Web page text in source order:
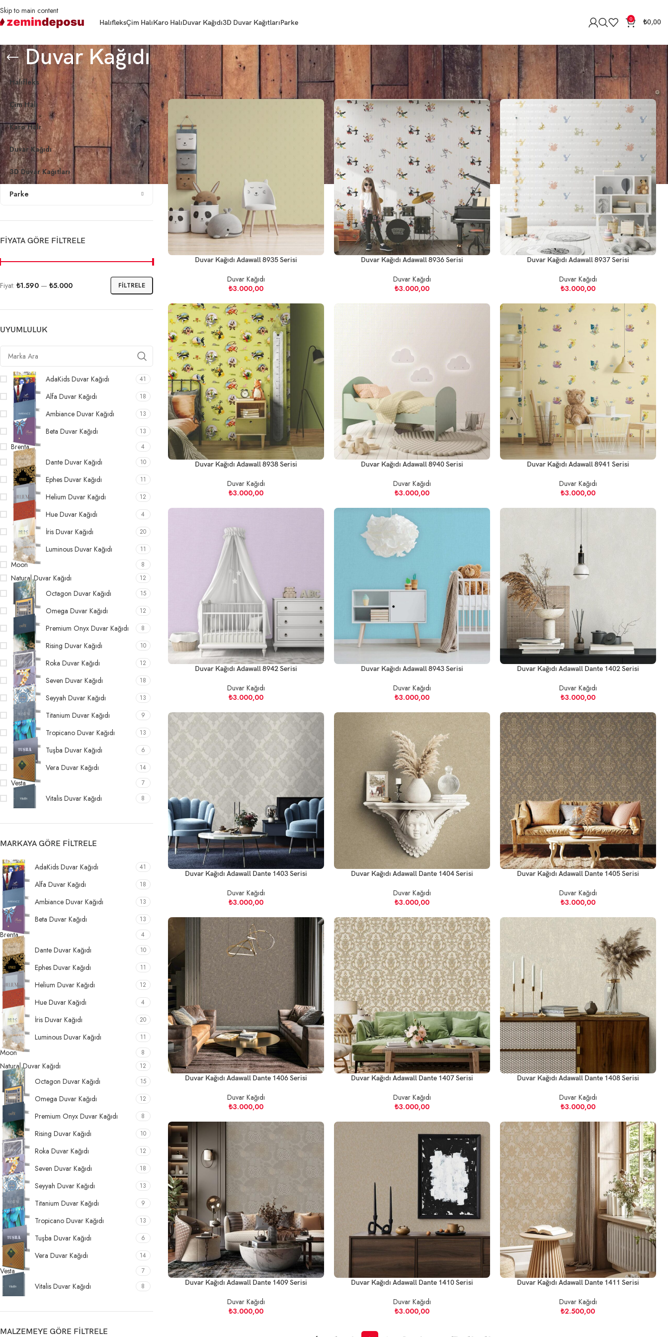
Skip to main content
HalıfleksÇim HalıKaro HalıDuvar Kağıdı3D Duvar KağıtlarıParke 0 ₺0,00
Duvar Kağıdı
Halıfleks
Çim Halı
Karo Halı
Duvar Kağıdı
3D Duvar Kağıtları
Parke
FIYATA GÖRE FILTRELE
FILTRELE
Fiyat: ₺1.590 — ₺5.000
UYUMLULUK
AdaKids Duvar Kağıdı 41
Alfa Duvar Kağıdı 18
Ambiance Duvar Kağıdı 13
Beta Duvar Kağıdı 13
Brenta 4
Dante Duvar Kağıdı 10
Ephes Duvar Kağıdı 11
Helium Duvar Kağıdı 12
Hue Duvar Kağıdı 4
İris Duvar Kağıdı 20
Luminous Duvar Kağıdı 11
Moon 8
Natural Duvar Kağıdı 12
Octagon Duvar Kağıdı 15
Omega Duvar Kağıdı 12
Premium Onyx Duvar Kağıdı 8
Rising Duvar Kağıdı 10
Roka Duvar Kağıdı 12
Seven Duvar Kağıdı 18
Seyyah Duvar Kağıdı 13
Titanium Duvar Kağıdı 9
Tropicano Duvar Kağıdı 13
Tuşba Duvar Kağıdı 6
Vera Duvar Kağıdı 14
Vesta 7
Vitalis Duvar Kağıdı 8
MARKAYA GÖRE FILTRELE
AdaKids Duvar Kağıdı 41
Alfa Duvar Kağıdı 18
Ambiance Duvar Kağıdı 13
Beta Duvar Kağıdı 13
Brenta 4
Dante Duvar Kağıdı 10
Ephes Duvar Kağıdı 11
Helium Duvar Kağıdı 12
Hue Duvar Kağıdı 4
İris Duvar Kağıdı 20
Luminous Duvar Kağıdı 11
Moon 8
Natural Duvar Kağıdı 12
Octagon Duvar Kağıdı 15
Omega Duvar Kağıdı 12
Premium Onyx Duvar Kağıdı 8
Rising Duvar Kağıdı 10
Roka Duvar Kağıdı 12
Seven Duvar Kağıdı 18
Seyyah Duvar Kağıdı 13
Titanium Duvar Kağıdı 9
Tropicano Duvar Kağıdı 13
Tuşba Duvar Kağıdı 6
Vera Duvar Kağıdı 14
Vesta 7
Vitalis Duvar Kağıdı 8
MALZEMEYE GÖRE FILTRELE
Ana Sayfa Duvar Kağıdı Sayfa 3 Göster 9 12 18 24
Duvar Kağıdı Adawall 8935 Serisi
Duvar Kağıdı
₺3.000,00
Duvar Kağıdı Adawall 8936 Serisi
Duvar Kağıdı
₺3.000,00
Duvar Kağıdı Adawall 8937 Serisi
Duvar Kağıdı
₺3.000,00
Duvar Kağıdı Adawall 8938 Serisi
Duvar Kağıdı
₺3.000,00
Duvar Kağıdı Adawall 8940 Serisi
Duvar Kağıdı
₺3.000,00
Duvar Kağıdı Adawall 8941 Serisi
Duvar Kağıdı
₺3.000,00
Duvar Kağıdı Adawall 8942 Serisi
Duvar Kağıdı
₺3.000,00
Duvar Kağıdı Adawall 8943 Serisi
Duvar Kağıdı
₺3.000,00
Duvar Kağıdı Adawall Dante 1402 Serisi
Duvar Kağıdı
₺3.000,00
Duvar Kağıdı Adawall Dante 1403 Serisi
Duvar Kağıdı
₺3.000,00
Duvar Kağıdı Adawall Dante 1404 Serisi
Duvar Kağıdı
₺3.000,00
Duvar Kağıdı Adawall Dante 1405 Serisi
Duvar Kağıdı
₺3.000,00
Duvar Kağıdı Adawall Dante 1406 Serisi
Duvar Kağıdı
₺3.000,00
Duvar Kağıdı Adawall Dante 1407 Serisi
Duvar Kağıdı
₺3.000,00
Duvar Kağıdı Adawall Dante 1408 Serisi
Duvar Kağıdı
₺3.000,00
Duvar Kağıdı Adawall Dante 1409 Serisi
Duvar Kağıdı
₺3.000,00
Duvar Kağıdı Adawall Dante 1410 Serisi
Duvar Kağıdı
₺3.000,00
Duvar Kağıdı Adawall Dante 1411 Serisi
Duvar Kağıdı
₺2.500,00